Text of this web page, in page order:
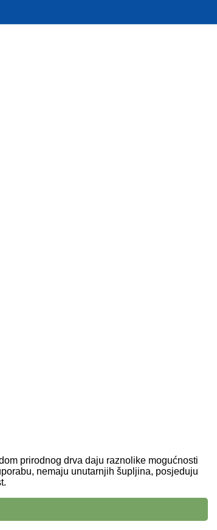
prirodnog drva daju raznolike mogućnosti
nemaju unutarnjih šupljina, posjeduju
1,180 mm…